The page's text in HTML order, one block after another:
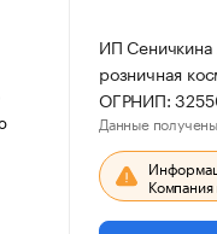
ИП Сеничкина
розничная
ОГРНИП:
Данные